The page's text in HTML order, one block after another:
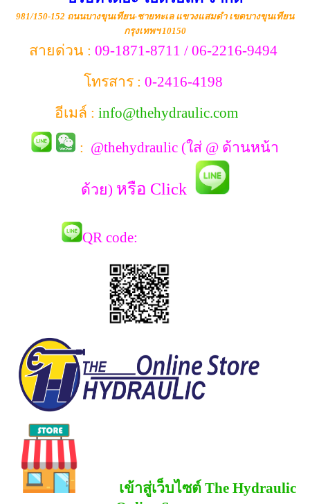
981/150-152 ถนนบางขุนเทียน-ชายทะเล แขวงแสมดำ เขตบางขุนเทียน
กรุงเทพฯ 10150
สายด่วน : 09-1871-8711 / 06-2216-9494
โทรสาร : 0-2416-4198
อีเมล์ : info@thehydraulic.com
: @thehydraulic (ใส่ @ ด้านหน้า
ด้วย) หรือ Click
QR code:
เข้าสู่เว็บไซต์ The Hydraulic